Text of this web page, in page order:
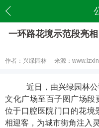
一环路花境示范段亮
作者：兴绿园林 来源：
近日，由兴绿园林
文化广场至百子图广场
位于口腔医院门口的花境
相迎客，为城市街角注入